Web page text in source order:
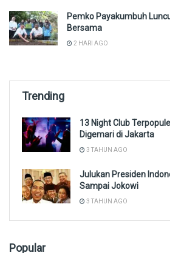
Pemko Payakumbuh
Bersama
2 HARI AGO
Trending
13 Night Club
Digemari di Jakarta
3 TAHUN AGO
Julukan Presiden
Sampai Jokowi
3 TAHUN AGO
Popular